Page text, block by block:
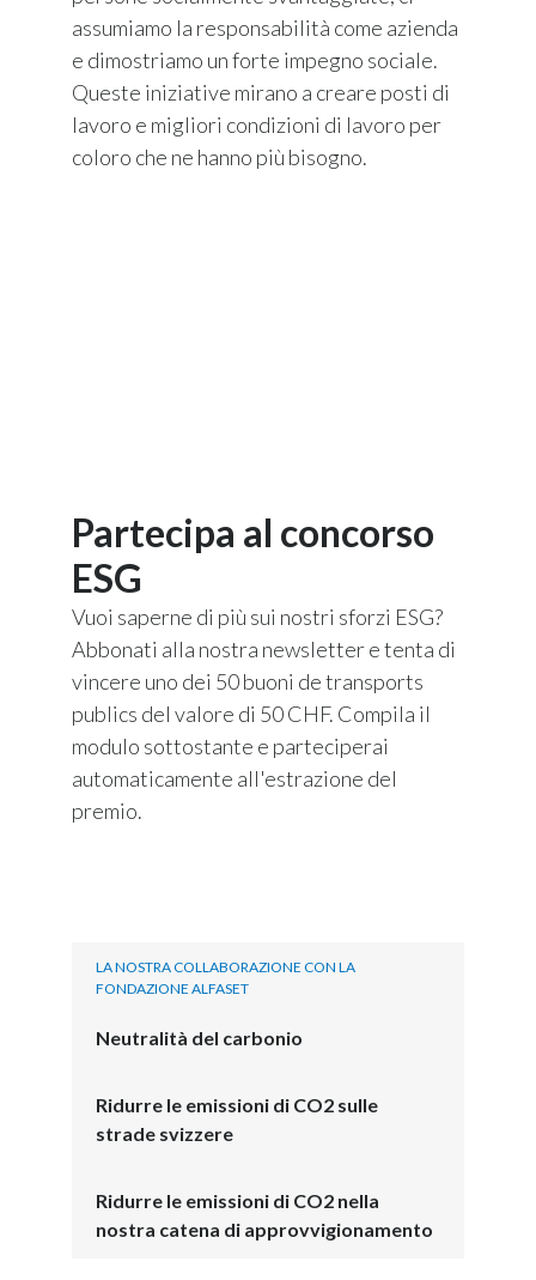
assumiamo la responsabilità come azienda
e dimostriamo un forte impegno sociale.
Queste iniziative mirano a creare posti di
lavoro e migliori condizioni di lavoro per
coloro che ne hanno più bisogno.
Partecipa al concorso
ESG
Vuoi saperne di più sui nostri sforzi ESG?
Abbonati alla nostra newsletter e tenta di
vincere uno dei 50 buoni de transports
publics del valore di 50 CHF. Compila il
modulo sottostante e parteciperai
automaticamente all'estrazione del
premio.
LA NOSTRA COLLABORAZIONE CON LA
FONDAZIONE ALFASET
Neutralità del carbonio
Ridurre le emissioni di CO2 sulle
strade svizzere
Ridurre le emissioni di CO2 nella
nostra catena di approvvigionamento